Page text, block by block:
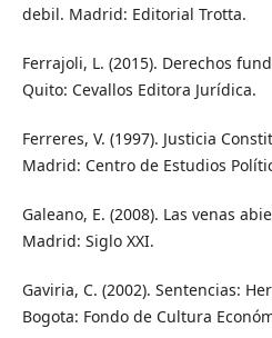
debil. Madrid: Editorial Trotta.
Ferrajoli, L. (2015). Derechos
Quito: Cevallos Editora Jurídica.
Ferreres, V. (1997). Justicia
Madrid: Centro de Estudios
Galeano, E. (2008). Las venas
Madrid: Siglo XXI.
Gaviria, C. (2002). Sentencias:
Bogota: Fondo de Cultura